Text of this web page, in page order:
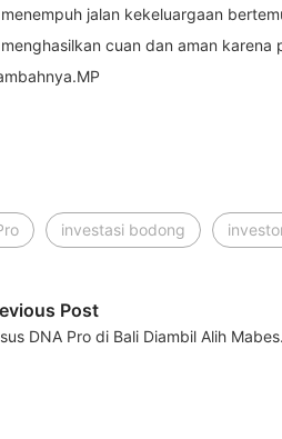
jalan kekeluargaan
cuan dan aman
investasi bodong
Post
DNA Pro di Bali Diambil Alih